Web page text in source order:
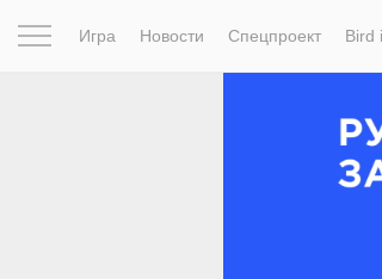
Игра Новости Спецпроект Bird